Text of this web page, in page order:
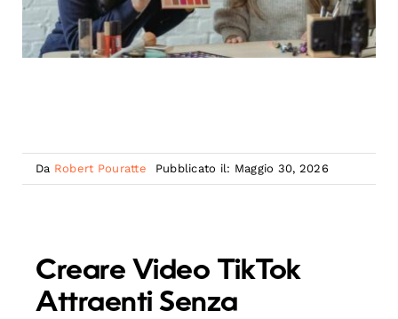
Da Robert Pouratte Pubblicato il: Maggio 30, 2026
Creare Video TikTok
Attraenti Senza